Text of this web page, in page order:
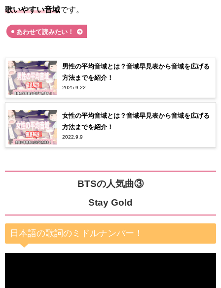
歌いやすい音域です。
あわせて読みたい！
男性の平均音域とは？音域早見表から音域を広げる
方法までを紹介！
2025.9.22
女性の平均音域とは？音域早見表から音域を広げる
方法までを紹介！
2022.9.9
BTSの人気曲③
Stay Gold
日本語の歌詞のミドルナンバー！